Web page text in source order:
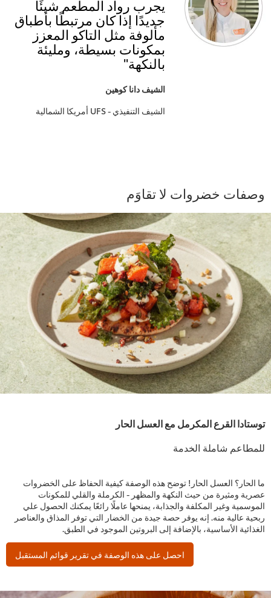
يجرب رواد المطعم شيئًا
جديدًا إذا كان مرتبطًا بأطباق
مألوفة مثل التاكو المعزز
بمكونات بسيطة، ومليئة
بالنكهة"
الشيف دانا كوهين
الشيف التنفيذي - UFS أمريكا الشمالية
وصفات خضروات لا تقاوَم
توستادا القرع المكرمل مع العسل الحار
للمطاعم شاملة الخدمة
ما الحار؟ العسل الحار! توضح هذه الوصفة كيفية الحفاظ على الخضروات
عصرية ومثيرة من حيث النكهة والمظهر - الكرملة والقلي للمكونات
الموسمية وغير المكلفة والجذابة، يمنحها عاملًا رائعًا يمكنك الحصول علي
ربحية عالية منه. إنه يوفر حصة جيدة من الخضار التي توفر المذاق والعناصر
الغذائية الأساسية، بالإضافة إلى البروتين الموجود في الطبق.
احصل على هذه الوصفة في تقرير قوائم المستقبل